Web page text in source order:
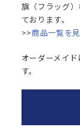
旗（フラッグ
ております。
>>商品一覧を
オーダーメイ
す。